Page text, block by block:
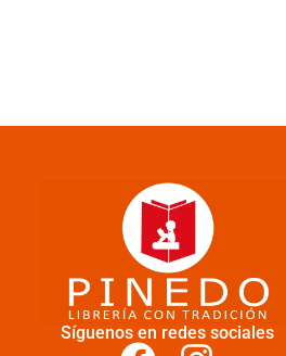
Síguenos en redes sociales